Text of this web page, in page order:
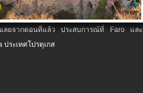
เลยจากตอนที่แล้ว ประสบการณ์ที่ Faro และ
ประเทศโปรตุเกส